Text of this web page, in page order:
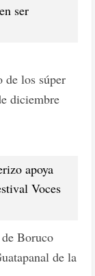
ser
de los súper
diciembre
apoya
Voces
Boruco
de la